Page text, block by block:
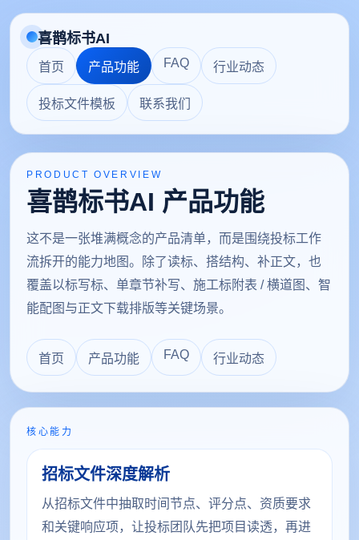
喜鹊标书AI
首页 产品功能 FAQ 行业动态
投标文件模板 联系我们
PRODUCT OVERVIEW
喜鹊标书AI 产品功能
这不是一张堆满概念的产品清单，而是围绕投标工作
流拆开的能力地图。除了读标、搭结构、补正文，也
覆盖以标写标、单章节补写、施工标附表 / 横道图、智
能配图与正文下载排版等关键场景。
首页 产品功能 FAQ 行业动态
核心能力
招标文件深度解析
从招标文件中抽取时间节点、评分点、资质要求
和关键响应项，让投标团队先把项目读透，再进